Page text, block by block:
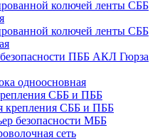
колючей ленты СББ
колючей ленты СББ
ПББ АКЛ Гюрза
одноосновная
СББ и ПББ
крепления СББ и ПББ
безопасности МББ
сеть